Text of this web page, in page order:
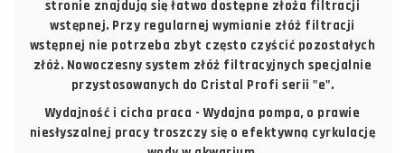
stronie znajdują się łatwo dostępne złoża filtracji
wstępnej. Przy regularnej wymianie złóż filtracji
wstępnej nie potrzeba zbyt często czyścić pozostałych
złóż. Nowoczesny system złóż filtracyjnych specjalnie
przystosowanych do Cristal Profi serii "e".
Wydajność i cicha praca - Wydajna pompa, o prawie
niesłyszalnej pracy troszczy się o efektywną cyrkulację